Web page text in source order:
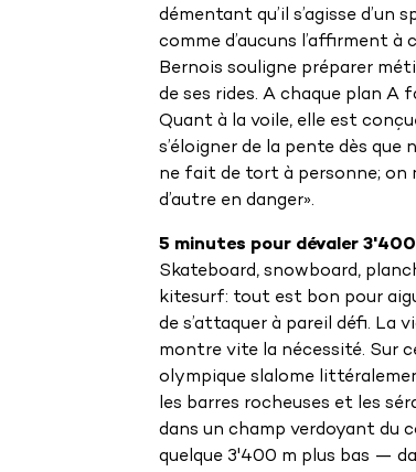
démentant qu’il s’agisse d’un
comme d’aucuns l’affirment à
Bernois souligne préparer
de ses rides. A chaque plan A
Quant à la voile, elle est
s’éloigner de la pente dès que
ne fait de tort à personne; on
d’autre en danger».
5 minutes pour dévaler
Skateboard, snowboard,
kitesurf: tout est bon pour
de s’attaquer à pareil défi. La
montre vite la nécessité. Sur
olympique slalome
les barres rocheuses et les
dans un champ verdoyant du
quelque 3'400 m plus bas —